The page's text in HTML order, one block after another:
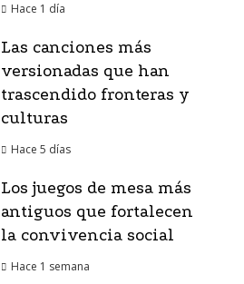
Hace 1 día
Las canciones más
versionadas que han
trascendido fronteras y
culturas
Hace 5 días
Los juegos de mesa más
antiguos que fortalecen
la convivencia social
Hace 1 semana